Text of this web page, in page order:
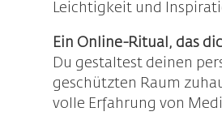
Leichtigkeit und
Ein Online-Ritual, das
Du gestaltest deinen
geschützten Raum
volle Erfahrung von